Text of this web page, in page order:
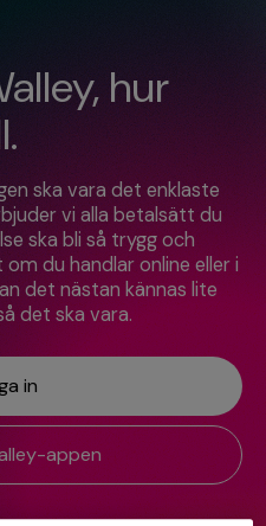
hur
ska vara det enklaste
vi alla betalsätt du
ska bli så trygg och
du handlar online eller i
det nästan kännas lite
det ska vara.
in
appen